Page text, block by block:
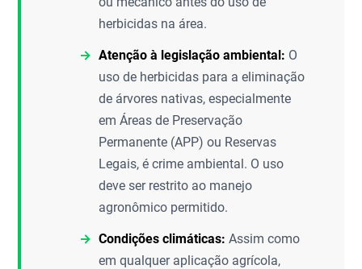
herbicidas na área.
Atenção à legislação ambiental: O
uso de herbicidas para a eliminação
de árvores nativas, especialmente
em Áreas de Preservação
Permanente (APP) ou Reservas
Legais, é crime ambiental. O uso
deve ser restrito ao manejo
agronômico permitido.
Condições climáticas: Assim como
em qualquer aplicação agrícola,